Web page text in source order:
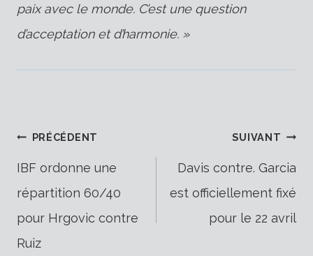
paix avec le monde. C’est une question
d’acceptation et d’harmonie. »
Navigation
de
PRÉCÉDENT
IBF ordonne une
répartition 60/40
pour Hrgovic contre
Ruiz
SUIVANT
Davis contre. Garcia
est officiellement fixé
pour le 22 avril